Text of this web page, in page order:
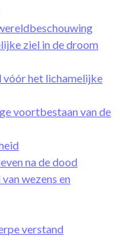
ziel in de droom
vóór het lichamelijke
voortbestaan van de
na de dood
wezens en
verstand